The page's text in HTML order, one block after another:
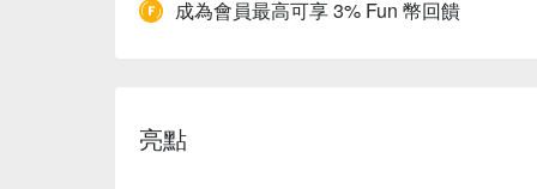
成為會員最高可享 3% Fun 幣回饋
亮點